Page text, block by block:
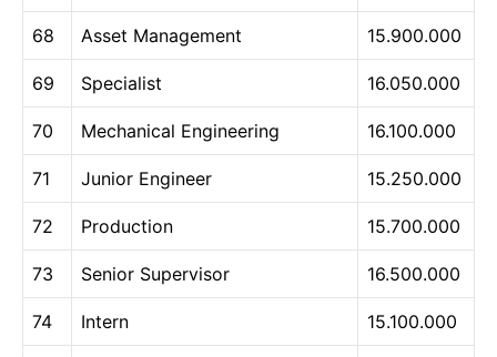
68 Asset Management 15.900.000
69 Specialist 16.050.000
70 Mechanical Engineering 16.100.000
71 Junior Engineer 15.250.000
72 Production 15.700.000
73 Senior Supervisor 16.500.000
74 Intern 15.100.000